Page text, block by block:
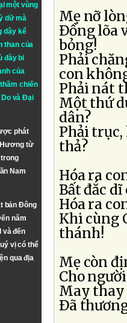
một vùng
dữ mà
dậy kể
than của
đày bi
của
chiến
vàĐại
phát
Hương từ
trong
Nam
bản Đông
năm
và đến
vị có thể
qua địa
Mẹ nỡ
Ðồng lõa
bỏng!
Phải
con
Phải nát
Một thứ
dân?
Phải trục,
thả?
Hóa ra
Bất đắc
Hóa ra
Khi cùng
thánh!
Mẹ còn
Cho
May thay
Ðã